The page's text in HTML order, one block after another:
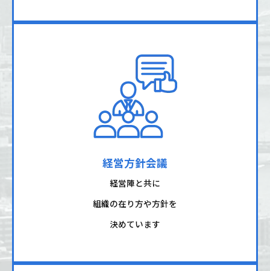
経営方針会議
経営陣と共に
組織の在り方や方針を
決めています